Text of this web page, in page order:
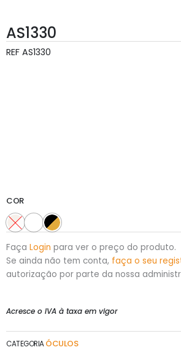
AS1330
REF AS1330
COR
Faça Login para ver o preço do produto.
Se ainda não tem conta, faça o seu
autorização por parte da nossa
Acresce o IVA à taxa em vigor
CATEGORIA ÓCULOS